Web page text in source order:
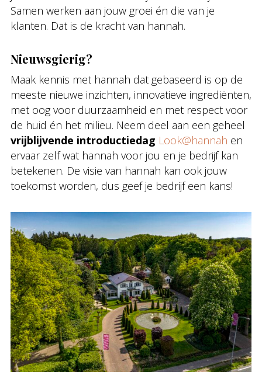
Samen werken aan jouw groei én die van je
klanten. Dat is de kracht van hannah.
Nieuwsgierig?
Maak kennis met hannah dat gebaseerd is op de
meeste nieuwe inzichten, innovatieve ingrediënten,
met oog voor duurzaamheid en met respect voor
de huid én het milieu. Neem deel aan een geheel
vrijblijvende introductiedag Look@hannah en
ervaar zelf wat hannah voor jou en je bedrijf kan
betekenen. De visie van hannah kan ook jouw
toekomst worden, dus geef je bedrijf een kans!